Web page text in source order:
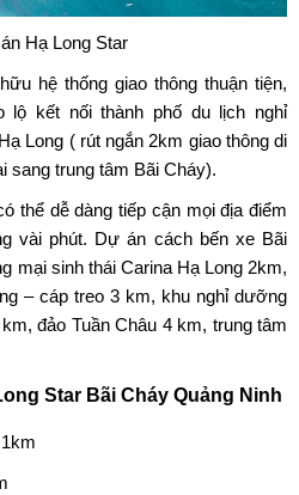
Hạ Long Star
hệ thống giao thông thuận tiện,
lộ kết nối thành phố du lịch nghỉ
Long ( rút ngắn 2km giao thông di
sang trung tâm Bãi Cháy).
thể dễ dàng tiếp cận mọi địa điểm
vài phút. Dự án cách bến xe Bãi
mại sinh thái Carina Hạ Long 2km,
– cáp treo 3 km, khu nghỉ dưỡng
đảo Tuần Châu 4 km, trung tâm
Star Bãi Cháy Quảng Ninh